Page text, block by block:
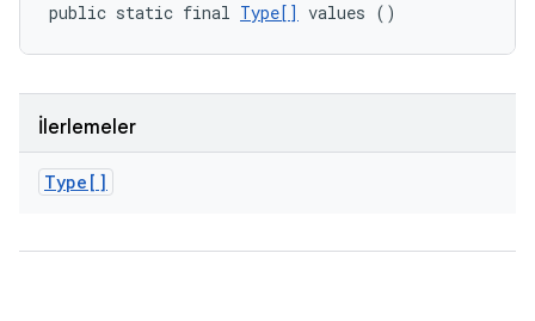
public static final Type[] values ()
İlerlemeler
Type[]